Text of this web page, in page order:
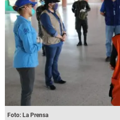
Foto: La Prensa